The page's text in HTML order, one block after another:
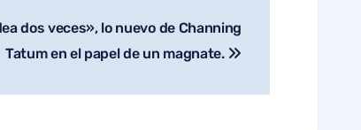
dos veces», lo nuevo de Channing
Tatum en el papel de un magnate.